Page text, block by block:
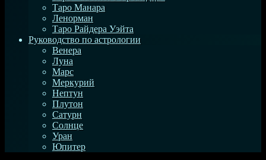
Таро Манара
Ленорман
Таро Райдера Уэйта
Руководство по астрологии
Венера
Луна
Марс
Меркурий
Нептун
Плутон
Сатурн
Солнце
Уран
Юпитер